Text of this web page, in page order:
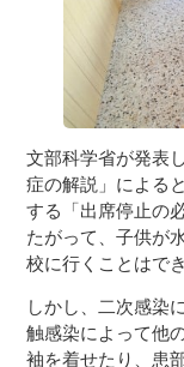
文部科学省が発表
症の解説」による
する「出席停止の
たがって、子供が
校に行くことはで
しかし、二次感染
触感染によって他
袖を着せたり、患